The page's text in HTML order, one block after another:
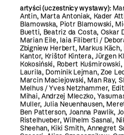
artyści (uczestnicy wystawy):
Antin, Marta Antoniak, Kader
Blamowska, Piotr Blamowski,
Buetti, Beatriz da Costa, Oskar
Marian Eile, Iaia Filiberti /
Zbigniew Herbert, Markus Käch,
Kantor, Krištof Kintera, Jürgen
Kokosiński, Robert
Laurila, Dominik Lejman, Zoe
Marcin Maciejowski, Man Ray,
Melhus / Yves Netzhammer,
Mihai, Andrzej Mleczko,
Muller, Julia Neuenhausen,
Ben Patterson, Joanna Pawlik,
Ristelhueber, Wilhelm Sasnal,
Sheehan, Kiki Smith, Annegret